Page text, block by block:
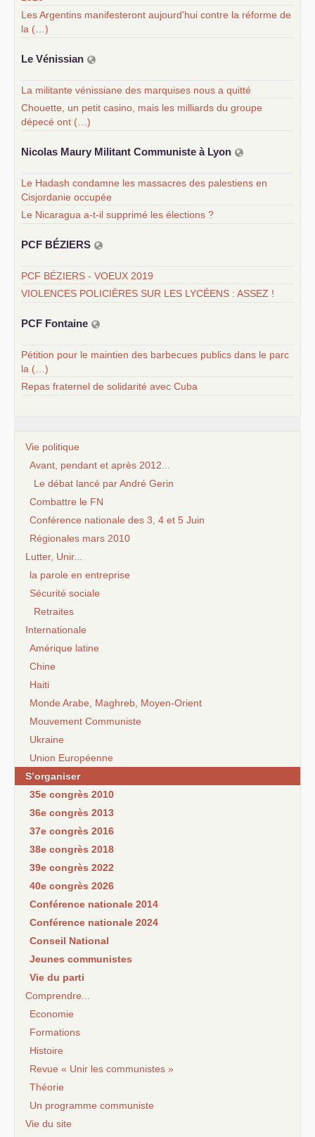
Les Argentins manifesteront aujourd'hui contre la réforme de
la (…)
Le Vénissian
La militante vénissiane des marquises nous a quitté
Chouette, un petit casino, mais les milliards du groupe
dépecé ont (…)
Nicolas Maury Militant Communiste à Lyon
Le Hadash condamne les massacres des palestiens en
Cisjordanie occupée
Le Nicaragua a-t-il supprimé les élections ?
PCF BÉZIERS
PCF BÉZIERS - VOEUX 2019
VIOLENCES POLICIÈRES SUR LES LYCÉENS : ASSEZ !
PCF Fontaine
Pétition pour le maintien des barbecues publics dans le parc
la (…)
Repas fraternel de solidarité avec Cuba
Vie politique
Avant, pendant et après 2012...
Le débat lancé par André Gerin
Combattre le FN
Conférence nationale des 3, 4 et 5 Juin
Régionales mars 2010
Lutter, Unir...
la parole en entreprise
Sécurité sociale
Retraites
Internationale
Amérique latine
Chine
Haiti
Monde Arabe, Maghreb, Moyen-Orient
Mouvement Communiste
Ukraine
Union Européenne
S’organiser
35e congrès 2010
36e congrès 2013
37e congrès 2016
38e congrès 2018
39e congrès 2022
40e congrès 2026
Conférence nationale 2014
Conférence nationale 2024
Conseil National
Jeunes communistes
Vie du parti
Comprendre...
Economie
Formations
Histoire
Revue « Unir les communistes »
Théorie
Un programme communiste
Vie du site